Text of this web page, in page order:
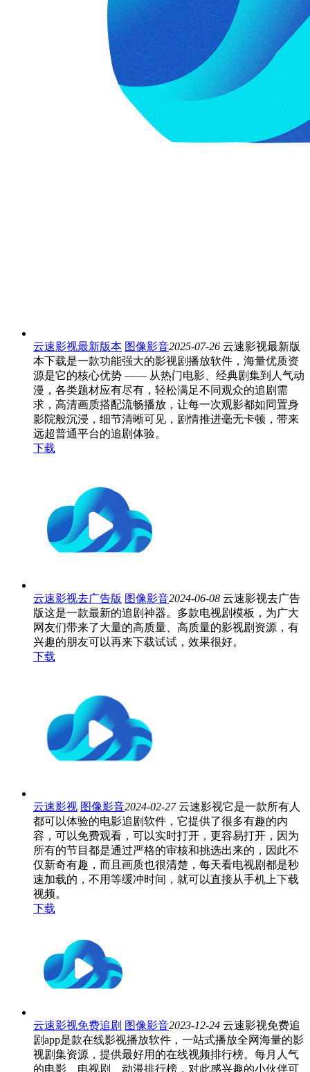
云速影视最新版本 图像影音2025-07-26 云速影视最新版
本下载是一款功能强大的影视剧播放软件，海量优质资
源是它的核心优势 —— 从热门电影、经典剧集到人气动
漫，各类题材应有尽有，轻松满足不同观众的追剧需
求，高清画质搭配流畅播放，让每一次观影都如同置身
影院般沉浸，细节清晰可见，剧情推进毫无卡顿，带来
远超普通平台的追剧体验。
下载
云速影视去广告版 图像影音2024-06-08 云速影视去广告
版这是一款最新的追剧神器。多款电视剧模板，为广大
网友们带来了大量的高质量、高质量的影视剧资源，有
兴趣的朋友可以再来下载试试，效果很好。
下载
云速影视 图像影音2024-02-27 云速影视它是一款所有人
都可以体验的电影追剧软件，它提供了很多有趣的内
容，可以免费观看，可以实时打开，更容易打开，因为
所有的节目都是通过严格的审核和挑选出来的，因此不
仅新奇有趣，而且画质也很清楚，每天看电视剧都是秒
速加载的，不用等缓冲时间，就可以直接从手机上下载
视频。
下载
云速影视免费追剧 图像影音2023-12-24 云速影视免费追
剧app是款在线影视播放软件，一站式播放全网海量的影
视剧集资源，提供最好用的在线视频排行榜。每月人气
的电影、电视剧、动漫排行榜，对此感兴趣的小伙伴可